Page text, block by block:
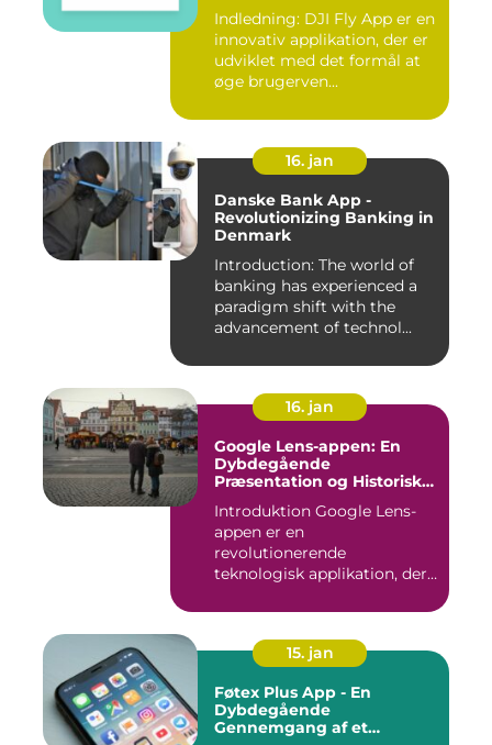
Indledning: DJI Fly App er en
innovativ applikation, der er
udviklet med det formål at
øge brugerven...
16. jan
Danske Bank App -
Revolutionizing Banking in
Denmark
Introduction: The world of
banking has experienced a
paradigm shift with the
advancement of technol...
16. jan
Google Lens-appen: En
Dybdegående
Præsentation og Historisk
Introduktion Google Lens-
appen er en
revolutionerende
teknologisk applikation, der
15. jan
Føtex Plus App - En
Dybdegående
Gennemgang af et